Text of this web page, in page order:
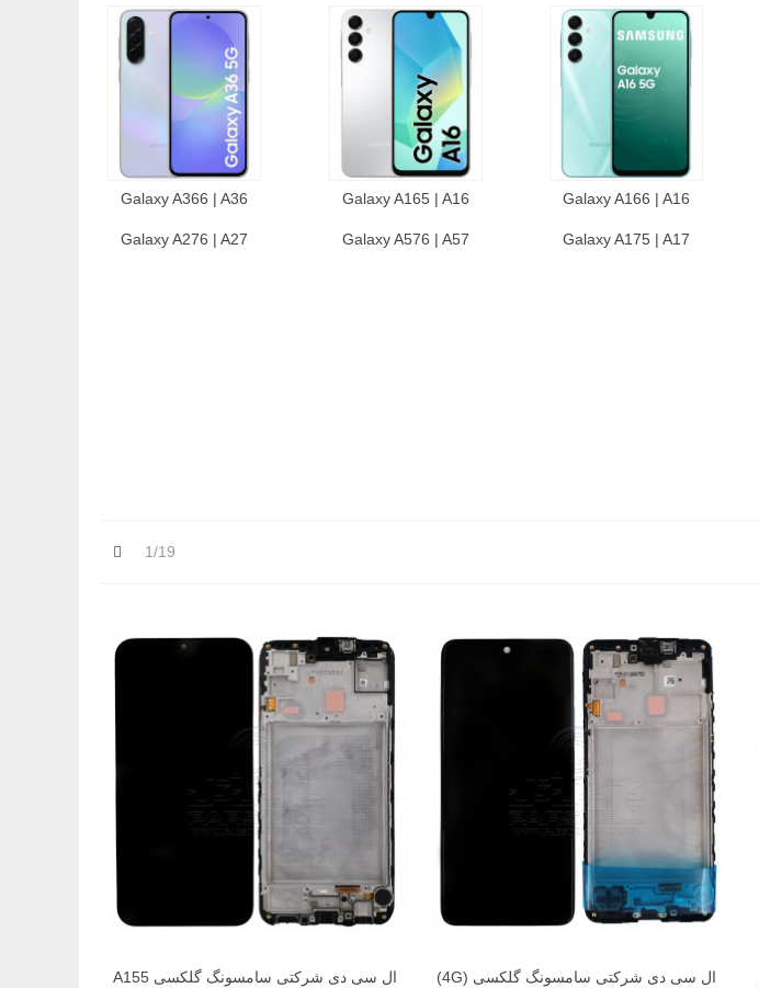
Galaxy A166 | A16
Galaxy A165 | A16
Galaxy A366 | A36
Galaxy A175 | A17
Galaxy A576 | A57
Galaxy A276 | A27
1/19
ال سی دی شرکتی سامسونگ گلکسی (4G) ال سی دی شرکتی سامسونگ گلکسی A155